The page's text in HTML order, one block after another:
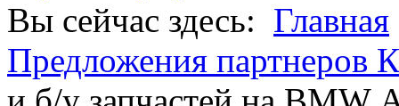
Вы сейчас здесь: Главная
Предложения партнеров